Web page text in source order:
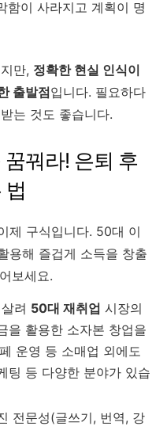
함이 사라지고 계획이 명
만, 정확한 현실 인식이
출발점입니다. 필요하다
는 것도 좋습니다.
꿈꿔라! 은퇴 후
제 구식입니다. 50대 이
용해 즐겁게 소득을 창출
보세요.
려 50대 재취업 시장의
을 활용한 소자본 창업을
운영 등 소매업 외에도
팅 등 다양한 분야가 있습
전문성(글쓰기, 번역, 강